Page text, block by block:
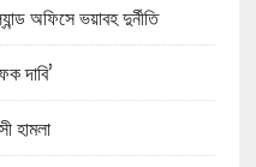
অফিসে ভয়াবহ দুর্নীতি
দাবি’
হামলা